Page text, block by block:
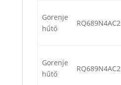
Gorenje
hűtő
RQ689N4AC2
Gorenje
hűtő
RQ689N4AC2